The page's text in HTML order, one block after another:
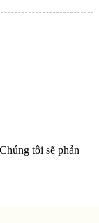
tôi sẽ phản